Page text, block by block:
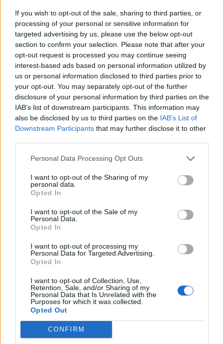
If you wish to opt-out of the sale, sharing to third parties, or
processing of your personal or sensitive information for
targeted advertising by us, please use the below opt-out
section to confirm your selection. Please note that after your
opt-out request is processed you may continue seeing
interest-based ads based on personal information utilized by
us or personal information disclosed to third parties prior to
your opt-out. You may separately opt-out of the further
disclosure of your personal information by third parties on the
IAB’s list of downstream participants. This information may
also be disclosed by us to third parties on the IAB’s List of
Downstream Participants that may further disclose it to other
Personal Data Processing Opt Outs
I want to opt-out of the Sharing of my
personal data.
Opted In
I want to opt-out of the Sale of my
Personal Data.
Opted In
I want to opt-out of processing my
Personal Data for Targeted Advertising.
Opted In
I want to opt-out of Collection, Use,
Retention, Sale, and/or Sharing of my
Personal Data that Is Unrelated with the
Purposes for which it was collected.
Opted Out
CONFIRM
Woody Allen megosztó zsenialitása
A világ legismertebb ruhái
Nyár, nevetés, anekdoták
Panna és a szép szerelmek mítosza 3.
Altatógázos rablások Olaszországban
A kislány, akit nem védett meg senki –
Lyhanna története